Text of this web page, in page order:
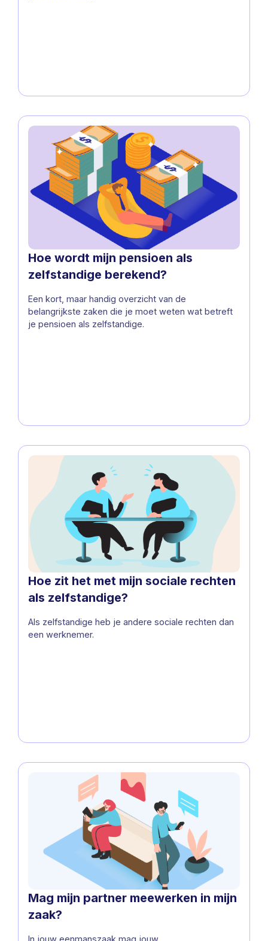
Hoe wordt mijn pensioen als
zelfstandige berekend?
Een kort, maar handig overzicht van de
belangrijkste zaken die je moet weten wat betreft
je pensioen als zelfstandige.
Hoe zit het met mijn sociale rechten
als zelfstandige?
Als zelfstandige heb je andere sociale rechten dan
een werknemer.
Mag mijn partner meewerken in mijn
zaak?
In jouw eenmanszaak mag jouw